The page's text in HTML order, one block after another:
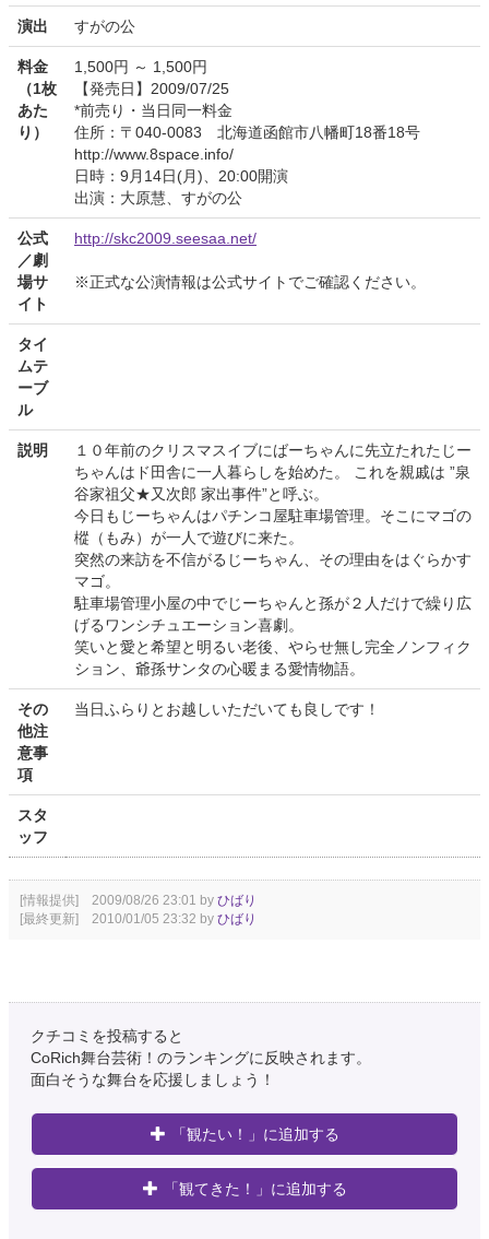
演出 すがの公
料金
（1枚
あた
り）
1,500円 ～ 1,500円
【発売日】2009/07/25
*前売り・当日同一料金
住所：〒040-0083 北海道函館市八幡町18番18号
http://www.8space.info/
日時：9月14日(月)、20:00開演
出演：大原慧、すがの公
公式
／劇
場サ
イト
http://skc2009.seesaa.net/
※正式な公演情報は公式サイトでご確認ください。
タイ
ムテ
ーブ
ル
説明
１０年前のクリスマスイブにばーちゃんに先立たれたじー
ちゃんはド田舎に一人暮らしを始めた。 これを親戚は ”泉
谷家祖父★又次郎 家出事件”と呼ぶ。
今日もじーちゃんはパチンコ屋駐車場管理。そこにマゴの
樅（もみ）が一人で遊びに来た。
突然の来訪を不信がるじーちゃん、その理由をはぐらかす
マゴ。
駐車場管理小屋の中でじーちゃんと孫が２人だけで繰り広
げるワンシチュエーション喜劇。
笑いと愛と希望と明るい老後、やらせ無し完全ノンフィク
ション、爺孫サンタの心暖まる愛情物語。
その
他注
意事
項
当日ふらりとお越しいただいても良しです！
スタ
ッフ
[情報提供] 2009/08/26 23:01 by ひばり
[最終更新] 2010/01/05 23:32 by ひばり
クチコミを投稿すると
CoRich舞台芸術！のランキングに反映されます。
面白そうな舞台を応援しましょう！
「観たい！」に追加する
「観てきた！」に追加する